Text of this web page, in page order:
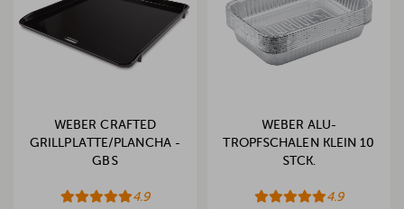
WEBER CRAFTED
GRILLPLATTE/PLANCHA -
GBS
4.9
WEBER ALU-
TROPFSCHALEN KLEIN 10
STCK.
4.9